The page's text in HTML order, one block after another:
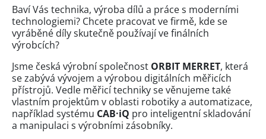
Baví Vás technika, výroba dílů a práce s moderními
technologiemi? Chcete pracovat ve firmě, kde se
vyráběné díly skutečně používají ve finálních
výrobcích?
Jsme česká výrobní společnost ORBIT MERRET, která
se zabývá vývojem a výrobou digitálních měřicích
přístrojů. Vedle měřicí techniky se věnujeme také
vlastním projektům v oblasti robotiky a automatizace,
například systému CAB·iQ pro inteligentní skladování
a manipulaci s výrobními zásobníky.